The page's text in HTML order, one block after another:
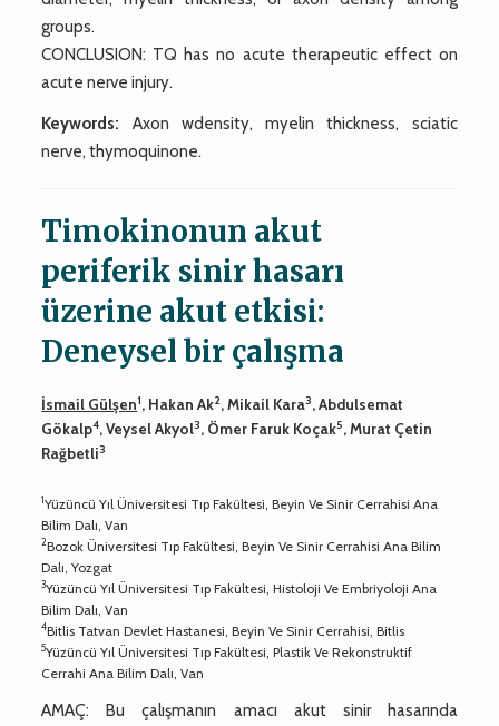
groups.
CONCLUSION: TQ has no acute therapeutic effect on
acute nerve injury.
Keywords: Axon wdensity, myelin thickness, sciatic
nerve, thymoquinone.
Timokinonun akut
periferik sinir hasarı
üzerine akut etkisi:
Deneysel bir çalışma
İsmail Gülşen1, Hakan Ak2, Mikail Kara3, Abdulsemat
Gökalp4, Veysel Akyol3, Ömer Faruk Koçak5, Murat Çetin
Rağbetli3
1Yüzüncü Yıl Üniversitesi Tıp Fakültesi, Beyin Ve Sinir Cerrahisi Ana
Bilim Dalı, Van
2Bozok Üniversitesi Tıp Fakültesi, Beyin Ve Sinir Cerrahisi Ana Bilim
Dalı, Yozgat
3Yüzüncü Yıl Üniversitesi Tıp Fakültesi, Histoloji Ve Embriyoloji Ana
Bilim Dalı, Van
4Bitlis Tatvan Devlet Hastanesi, Beyin Ve Sinir Cerrahisi, Bitlis
5Yüzüncü Yıl Üniversitesi Tıp Fakültesi, Plastik Ve Rekonstruktif
Cerrahi Ana Bilim Dalı, Van
AMAÇ: Bu çalışmanın amacı akut sinir hasarında